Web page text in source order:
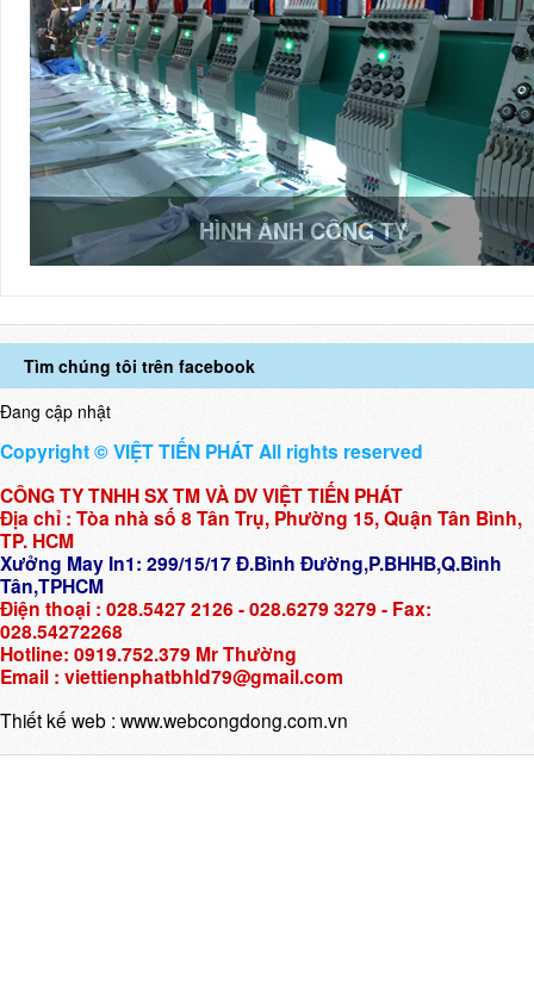
HÌNH ẢNH CÔNG TY
Tìm chúng tôi trên facebook
Đang cập nhật
Copyright © VIỆT TIẾN PHÁT All rights reserved
CÔNG TY TNHH SX TM VÀ DV VIỆT TIẾN PHÁT
Địa chỉ : Tòa nhà số 8 Tân Trụ, Phường 15, Quận Tân Bình,
TP. HCM
Xưởng May In1: 299/15/17 Đ.Bình Đường,P.BHHB,Q.Bình
Tân,TPHCM
Điện thoại : 028.5427 2126 - 028.6279 3279 - Fax:
028.54272268
Hotline: 0919.752.379 Mr Thường
Email : viettienphatbhld79@gmail.com
Thiết kế web : www.webcongdong.com.vn